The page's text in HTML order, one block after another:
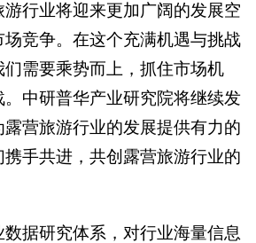
行业将迎来更加广阔的发展空
竞争。在这个充满机遇与挑战
需要乘势而上，抓住市场机
中研普华产业研究院将继续发
营旅游行业的发展提供有力的
手共进，共创露营旅游行业的
据研究体系，对行业海量信息